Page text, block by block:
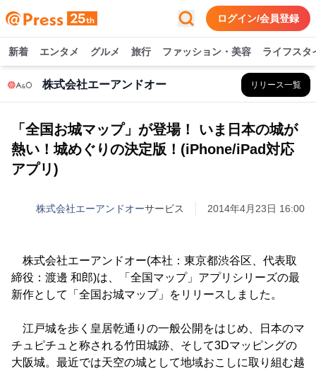
ログイン/会員登録
新着 エンタメ グルメ 旅行 ファッション・美容 ライフスタ
株式会社エーアンドオー リリース一覧
「全国お城マップ」が登場！ いま日本の城が
熱い！城めぐりの決定版！(iPhone/iPad対応
アプリ)
株式会社エーアンドオーサービス 2014年4月23日 16:00
株式会社エーアンドオー(本社：東京都渋谷区、代表取
締役：渡邊 和郎)は、「全国マップ」アプリシリーズの最
新作として「全国お城マップ」をリリースしました。
江戸城を歩く皇居乾通りの一般公開をはじめ、日本のマ
チュピチュと称される竹田城跡、そして3Dマッピングの
大阪城。最近では天空の城として地域おこしに取り組む越